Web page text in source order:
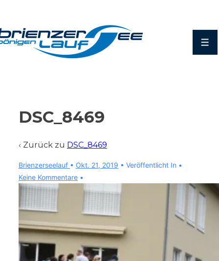
Inhalt
DSC_8469
‹ Zurück zu DSC_8469
Brienzerseelauf • Okt. 21, 2019
Veröffentlicht In
Keine Kommentare